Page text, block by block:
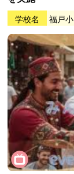
学校名 福戸小